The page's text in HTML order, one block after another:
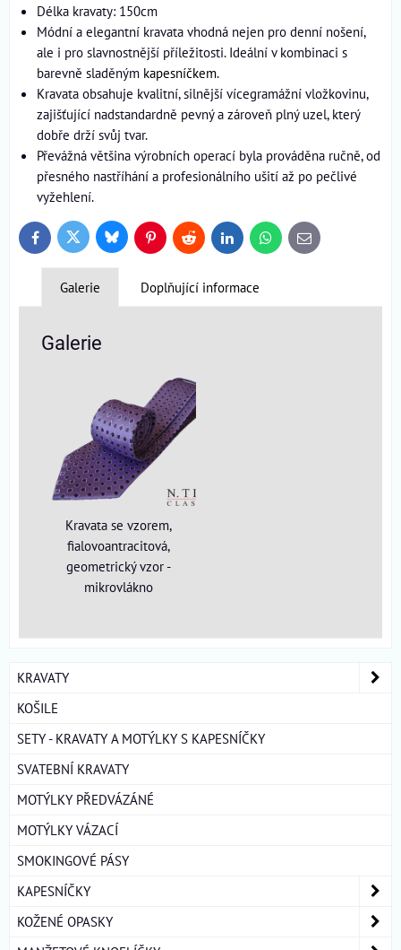
Délka kravaty: 150cm
Módní a elegantní kravata vhodná nejen pro denní nošení,
ale i pro slavnostnější příležitosti. Ideální v kombinaci s
barevně sladěným kapesníčkem.
Kravata obsahuje kvalitní, silnější vícegramážní vložkovinu,
zajišťující nadstandardně pevný a zároveň plný uzel, který
dobře drží svůj tvar.
Převážná většina výrobních operací byla prováděna ručně, od
přesného nastříhání a profesionálního ušití až po pečlivé
vyžehlení.
FacebookTwitter BlueskyPinterestReddit LinkedInWhatsApp
E-
mail
Galerie Doplňující informace
Galerie
Kravata se vzorem,
fialovoantracitová,
geometrický vzor -
mikrovlákno
KRAVATY
KOŠILE
SETY - KRAVATY A MOTÝLKY S KAPESNÍČKY
SVATEBNÍ KRAVATY
MOTÝLKY PŘEDVÁZÁNÉ
MOTÝLKY VÁZACÍ
SMOKINGOVÉ PÁSY
KAPESNÍČKY
KOŽENÉ OPASKY